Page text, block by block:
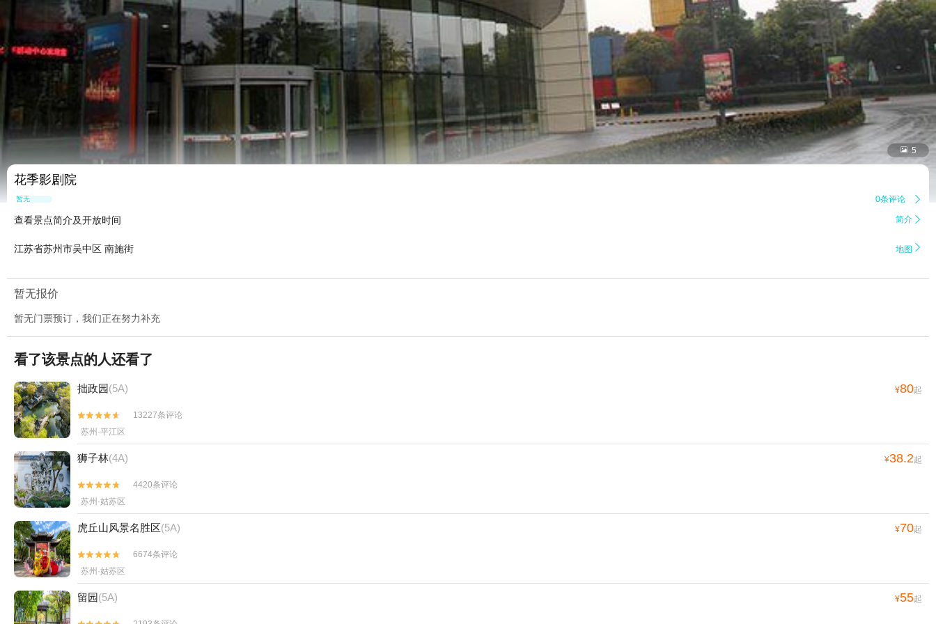
 5
花季影剧院
暂无点评 0条评论 
查看景点简介及开放时间 简介 
江苏省苏州市吴中区 南施街 地图 
暂无报价
暂无门票预订，我们正在努力补充
看了该景点的人还看了
拙政园(5A) ¥80起


13227条评论
苏州·平江区
狮子林(4A) ¥38.2起


4420条评论
苏州·姑苏区
虎丘山风景名胜区(5A) ¥70起


6674条评论
苏州·姑苏区
留园(5A) ¥55起